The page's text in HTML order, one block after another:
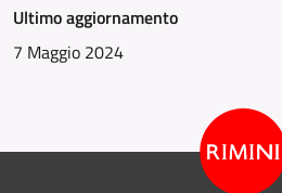
Ultimo aggiornamento
7 Maggio 2024